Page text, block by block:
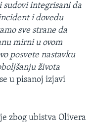
sudovi integrisani da
i dovedu
sve strane da
mirni u ovom
posvete nastavku
života
u pisanoj izjavi
zbog ubistva Olivera